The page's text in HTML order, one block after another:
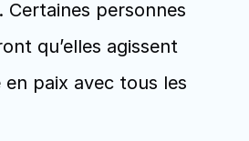
personnes
qu’elles agissent
paix avec tous les